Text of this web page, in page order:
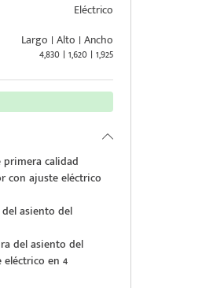
Eléctrico
Largo | Alto | Ancho
4,830 | 1,620 | 1,925
calidad
con ajuste eléctrico
asiento del
del asiento del
en 4